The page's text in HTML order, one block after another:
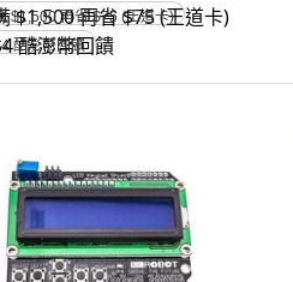
$1,500 再省 $75 (王道卡)
酷澎幣回饋